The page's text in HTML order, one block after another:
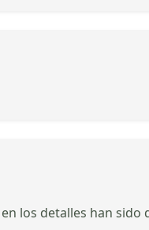
los detalles han sido